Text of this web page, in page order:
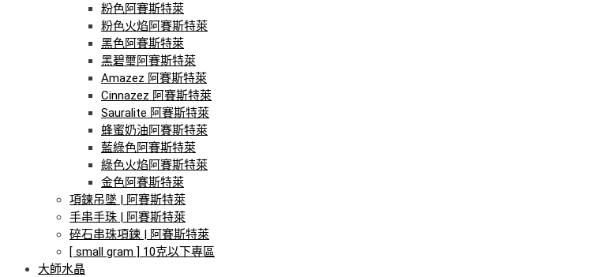
粉色阿賽斯特萊
粉色火焰阿賽斯特萊
黑色阿賽斯特萊
黑碧璽阿賽斯特萊
Amazez 阿賽斯特萊
Cinnazez 阿賽斯特萊
Sauralite 阿賽斯特萊
蜂蜜奶油阿賽斯特萊
藍綠色阿賽斯特萊
綠色火焰阿賽斯特萊
金色阿賽斯特萊
項鍊吊墜 | 阿賽斯特萊
手串手珠 | 阿賽斯特萊
碎石串珠項鍊 | 阿賽斯特萊
[ small gram ] 10克以下專區
大師水晶